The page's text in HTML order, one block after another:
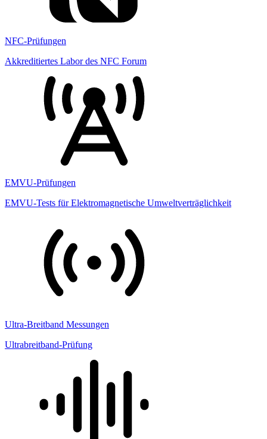
NFC-Prüfungen
Akkreditiertes Labor des NFC Forum
EMVU-Prüfungen
EMVU-Tests für Elektromagnetische Umweltverträglichkeit
Ultra-Breitband Messungen
Ultrabreitband-Prüfung